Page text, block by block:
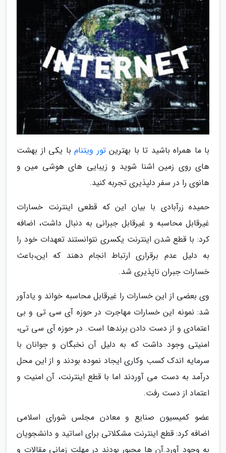
با ما همراه باشید تا با بهترینتور ویتنام با یکی از بهشت
های روی زمین اشنا شوید و زیبایی های هوشی مین و
هانوی را در سفر دلپذیری تجربه کنید.
حمیده زرآبادی با بیان این که قطعی اینترنت خسارات
غیرقابل محاسبه و غیرقابل جبرانی به دنبال داشت، اضافه
کرد: با قطع شدن اینترنت یکسری نتوانستند تعهدات خود را
به دلیل عدم برقراری ارتباط انجام دهند که این،باعث
خسارات جبران ناپذیری شد.
وی بعضی از این خسارات را غیرقابل محاسبه خواند و یادآور
شد: نمونه این خسارات مهاجرت در حوزه آی سی تی و بی
اعتمادی و از دست دادن برندها است. در حوزه آی سی تی،
امنیتی وجود داشت که به دلیل آن نخبگان و جوانان با
سرمایه اندک کسب وکاری ایجاد نموده بودند و از این محل
درآمد به دست می آوردند اما با قطع اینترنت، آن امنیت و
اعتماد از دست رفت.
عضو کمیسیون صنایع و معادن مجلس شورای اسلامی
اضافه کرد: قطع اینترنت مشکلاتی برای اساتید و دانشجویان
به وجود آورد.آن ها مجبور بودند در مهلت زمانی مقالات و